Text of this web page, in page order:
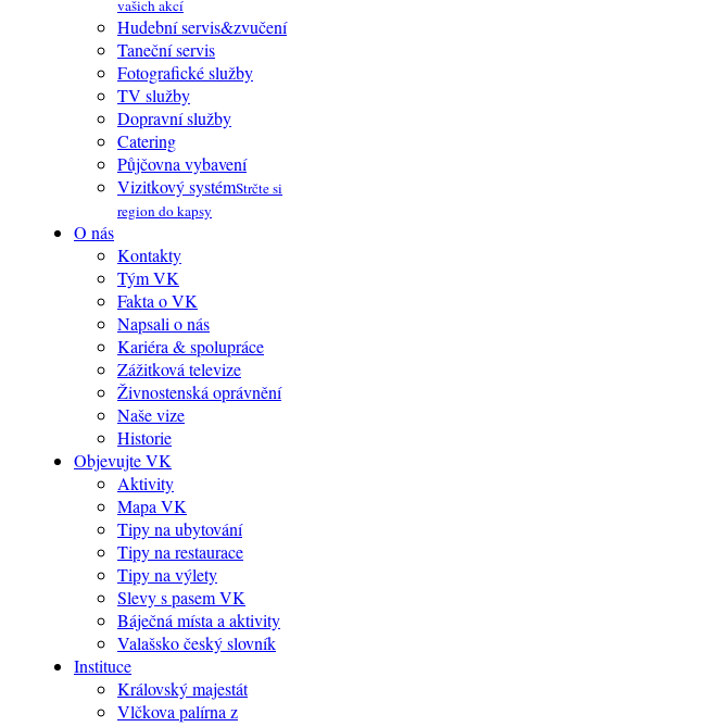
vašich akcí
Hudební servis&zvučení
Taneční servis
Fotografické služby
TV služby
Dopravní služby
Catering
Půjčovna vybavení
Vizitkový systémStrčte si
region do kapsy
O nás
Kontakty
Tým VK
Fakta o VK
Napsali o nás
Kariéra & spolupráce
Zážitková televize
Živnostenská oprávnění
Naše vize
Historie
Objevujte VK
Aktivity
Mapa VK
Tipy na ubytování
Tipy na restaurace
Tipy na výlety
Slevy s pasem VK
Báječná místa a aktivity
Valašsko český slovník
Instituce
Královský majestát
Vlčkova palírna z